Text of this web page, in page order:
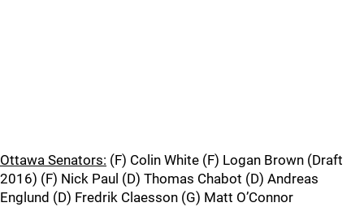
Ottawa Senators: (F) Colin White (F) Logan Brown (Draft
2016) (F) Nick Paul (D) Thomas Chabot (D) Andreas
Englund (D) Fredrik Claesson (G) Matt O’Connor